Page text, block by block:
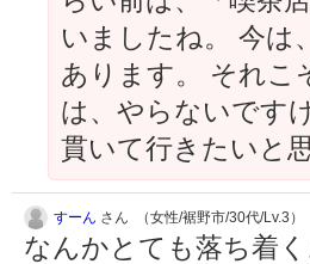
いましたね。 今は
あります。 それこ
は、やらないです
貫いて行きたいと
すーん さん （女性/裾野市/30代/Lv.3）
なんかとても落ち着